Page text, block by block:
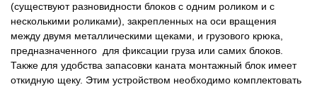
(существуют разновидности блоков с одним роликом и с
несколькими роликами), закрепленных на оси вращения
между двумя металлическими щеками, и грузового крюка,
предназначенного для фиксации груза или самих блоков.
Также для удобства запасовки каната монтажный блок имеет
откидную щеку. Этим устройством необходимо комплектовать